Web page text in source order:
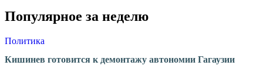
Популярное за неделю
Политика
Кишинев готовится к демонтажу автономии Гагаузии